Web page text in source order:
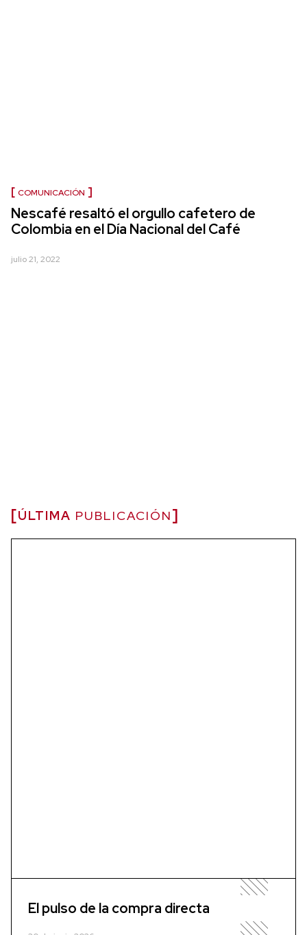
COMUNICACIÓN
Nescafé resaltó el orgullo cafetero de
Colombia en el Día Nacional del Café
julio 21, 2022
ÚLTIMA PUBLICACIÓN
El pulso de la compra directa